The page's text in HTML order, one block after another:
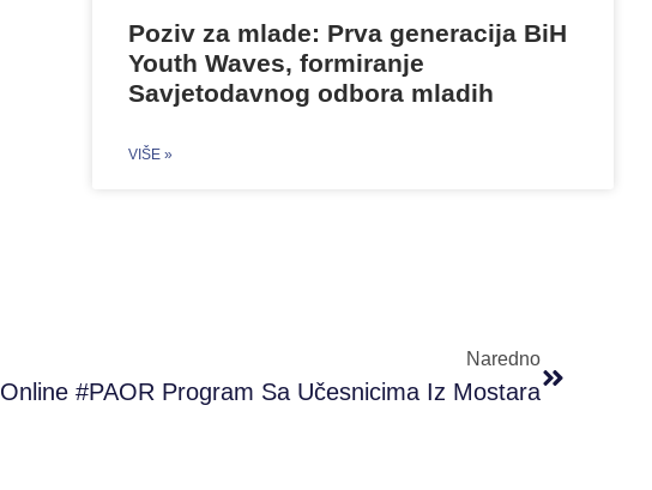
Poziv za mlade: Prva generacija BiH
Youth Waves, formiranje
Savjetodavnog odbora mladih
VIŠE »
Naredno
Online #PAOR Program Sa Učesnicima Iz Mostara